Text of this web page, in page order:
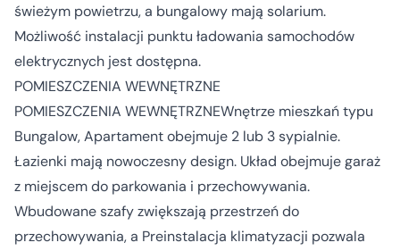
świeżym powietrzu, a bungalowy mają solarium.
Możliwość instalacji punktu ładowania samochodów
elektrycznych jest dostępna.
POMIESZCZENIA WEWNĘTRZNE
POMIESZCZENIA WEWNĘTRZNEWnętrze mieszkań typu
Bungalow, Apartament obejmuje 2 lub 3 sypialnie.
Łazienki mają nowoczesny design. Układ obejmuje garaż
z miejscem do parkowania i przechowywania.
Wbudowane szafy zwiększają przestrzeń do
przechowywania, a Preinstalacja klimatyzacji pozwala